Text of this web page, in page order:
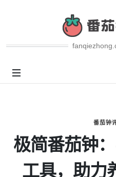
番茄钟
极简番茄钟
工具，助力